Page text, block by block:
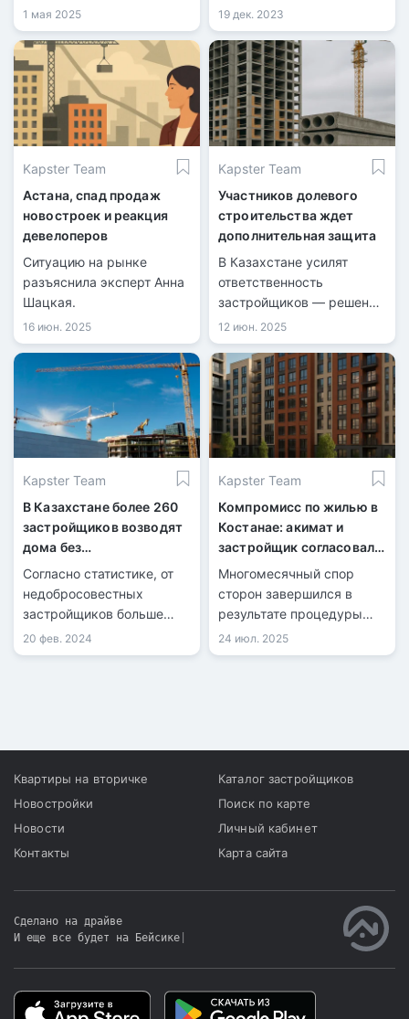
платформу.
1 мая 2025
жильё без права выкупа"
для двух групп:
"Многодетные семьи" и
"Социально уязвимые
граждане".
19 дек. 2023
Kapster Team
Астана, спад продаж
новостроек и реакция
девелоперов
Ситуацию на рынке
разъяснила эксперт Анна
Шацкая.
16 июн. 2025
Kapster Team
Участников долевого
строительства ждет
дополнительная защита
В Казахстане усилят
ответственность
застройщиков — решение
сената.
12 июн. 2025
Kapster Team
В Казахстане более 260
застройщиков возводят
дома без
разрешительных
документов
Согласно статистике, от
недобросовестных
застройщиков больше
всего страдают жители
Алматы, Астаны и
20 фев. 2024
Kapster Team
Компромисс по жилью в
Костанае: акимат и
застройщик согласовали
условия
Многомесячный спор
сторон завершился в
результате процедуры
медиации.
24 июл. 2025
Квартиры на вторичке
Новостройки
Новости
Контакты
Каталог застройщиков
Поиск по карте
Личный кабинет
Карта сайта
Сделано на драйве
И еще все будет на Бейсике